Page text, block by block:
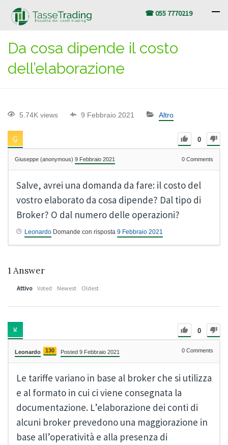
☎ 055 7770219
Da cosa dipende il costo
dell’elaborazione
5.74K views 9 Febbraio 2021 Altro
0
Giuseppe (anonymous) 9 Febbraio 2021 0 Comments
Salve, avrei una domanda da fare: il costo del
vostro elaborato da cosa dipende? Dal tipo di
Broker? O dal numero delle operazioni?
Leonardo Domande con risposta 9 Febbraio 2021
1 Answer
Attivo Voted Newest Oldest
0
Leonardo 130 Posted 9 Febbraio 2021 0 Comments
Le tariffe variano in base al broker che si utilizza
e al formato in cui ci viene consegnata la
documentazione. L’elaborazione dei conti di
alcuni broker prevedono una maggiorazione in
base all’operatività e alla presenza di